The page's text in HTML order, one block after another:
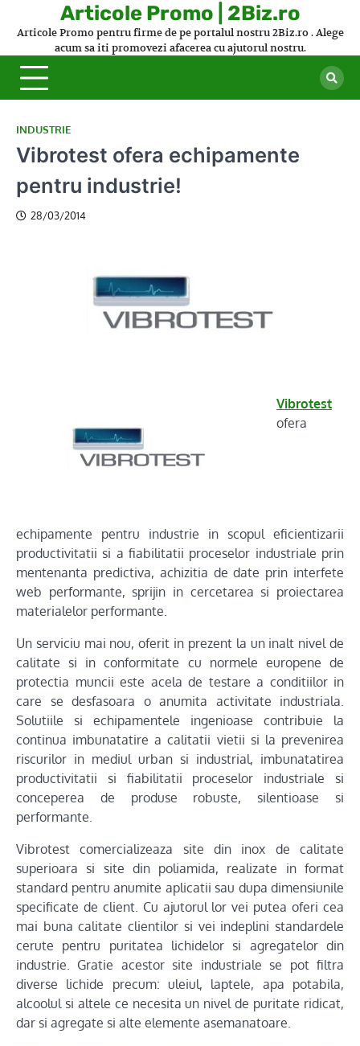
Articole Promo | 2Biz.ro
Articole Promo pentru firme de pe portalul nostru 2Biz.ro . Alege
acum sa iti promovezi afacerea cu ajutorul nostru.
INDUSTRIE
Vibrotest ofera echipamente
pentru industrie!
28/03/2014
Vibrotest
ofera
echipamente pentru industrie in scopul eficientizarii
productivitatii si a fiabilitatii proceselor industriale prin
mentenanta predictiva, achizitia de date prin interfete
web performante, sprijin in cercetarea si proiectarea
materialelor performante.
Un serviciu mai nou, oferit in prezent la un inalt nivel de
calitate si in conformitate cu normele europene de
protectia muncii este acela de testare a conditiilor in
care se desfasoara o anumita activitate industriala.
Solutiile si echipamentele ingenioase contribuie la
continua imbunatatire a calitatii vietii si la prevenirea
riscurilor in mediul urban si industrial, imbunatatirea
productivitatii si fiabilitatii proceselor industriale si
conceperea de produse robuste, silentioase si
performante.
Vibrotest comercializeaza site din inox de calitate
superioara si site din poliamida, realizate in format
standard pentru anumite aplicatii sau dupa dimensiunile
specificate de client. Cu ajutorul lor vei putea oferi cea
mai buna calitate clientilor si vei indeplini standardele
cerute pentru puritatea lichidelor si agregatelor din
industrie. Gratie acestor site industriale se pot filtra
diverse lichide precum: uleiul, laptele, apa potabila,
alcoolul si altele ce necesita un nivel de puritate ridicat,
dar si agregate si alte elemente asemanatoare.